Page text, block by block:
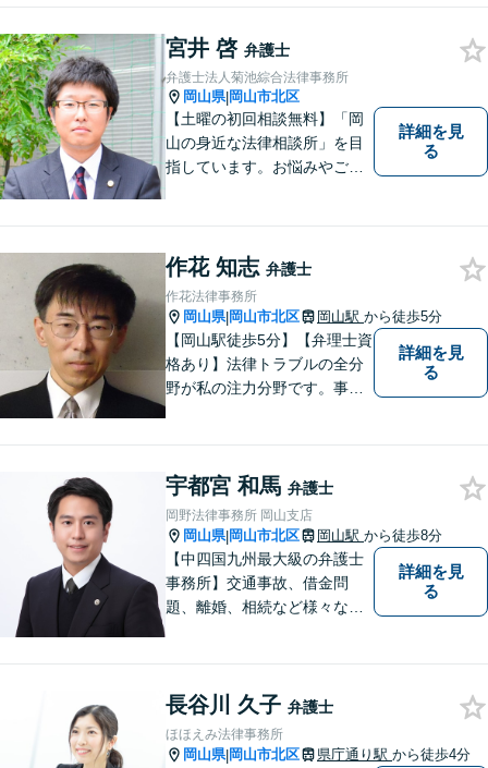
宮井 啓 弁護士
弁護士法人菊池綜合法律事務所
岡山県|岡山市北区
【土曜の初回相談無料】「岡
山の身近な法律相談所」を目
指しています。お悩みやご不
でも構いません。お気軽にご
相談ください。【土曜日も受
付可能】【専用駐車場あり】
詳細を見
る
作花 知志 弁護士
作花法律事務所
岡山県|岡山市北区 岡山駅 から徒歩5分
【岡山駅徒歩5分】【弁理士資
格あり】法律トラブルの全分
野が私の注力分野です。事務
ラス対応】【後払い対応】
【日弁連国際人権問題委員会
所属】お困りの方は、お気軽
にご相談下さい。
詳細を見
る
宇都宮 和馬 弁護士
岡野法律事務所 岡山支店
岡山県|岡山市北区 岡山駅 から徒歩8分
【中四国九州最大級の弁護士
事務所】交通事故、借金問
題、離婚、相続など様々な問
い！
詳細を見
る
長谷川 久子 弁護士
ほほえみ法律事務所
岡山県|岡山市北区 県庁通り駅 から徒歩4分